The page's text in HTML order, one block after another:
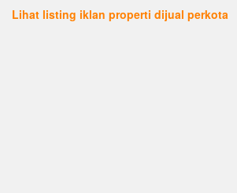
Lihat listing iklan properti dijual perkota